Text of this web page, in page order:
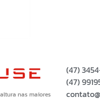
nas maiores
(47)
(47)